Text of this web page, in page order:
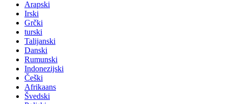
Arapski
Irski
Grčki
turski
Talijanski
Danski
Rumunski
Indonezijski
Češki
Afrikaans
Švedski